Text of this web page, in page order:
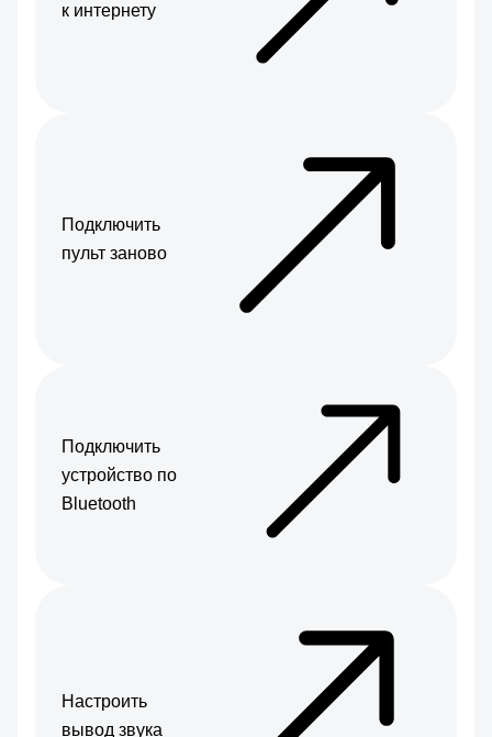
к интернету
Подключить
пульт заново
Подключить
устройство по
Bluetooth
Настроить
вывод звука